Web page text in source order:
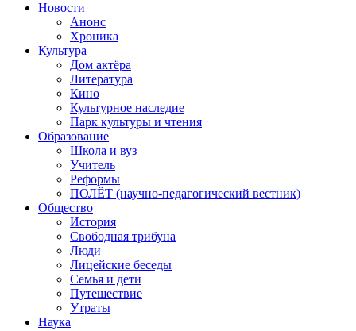
Новости
Анонс
Хроника
Культура
Дом актёра
Литература
Кино
Культурное наследие
Парк культуры и чтения
Образование
Школа и вуз
Учитель
Реформы
ПОЛЁТ (научно-педагогический вестник)
Общество
История
Свободная трибуна
Люди
Лицейские беседы
Семья и дети
Путешествие
Утраты
Наука